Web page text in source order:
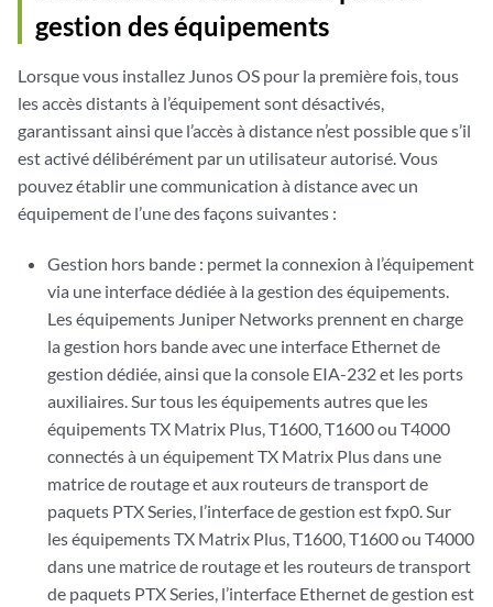
gestion des équipements
Lorsque vous installez Junos OS pour la première fois, tous
les accès distants à l’équipement sont désactivés,
garantissant ainsi que l’accès à distance n’est possible que s’il
est activé délibérément par un utilisateur autorisé. Vous
pouvez établir une communication à distance avec un
équipement de l’une des façons suivantes :
Gestion hors bande : permet la connexion à l’équipement
via une interface dédiée à la gestion des équipements.
Les équipements Juniper Networks prennent en charge
la gestion hors bande avec une interface Ethernet de
gestion dédiée, ainsi que la console EIA-232 et les ports
auxiliaires. Sur tous les équipements autres que les
équipements TX Matrix Plus, T1600, T1600 ou T4000
connectés à un équipement TX Matrix Plus dans une
matrice de routage et aux routeurs de transport de
paquets PTX Series, l’interface de gestion est fxp0. Sur
les équipements TX Matrix Plus, T1600, T1600 ou T4000
dans une matrice de routage et les routeurs de transport
de paquets PTX Series, l’interface Ethernet de gestion est